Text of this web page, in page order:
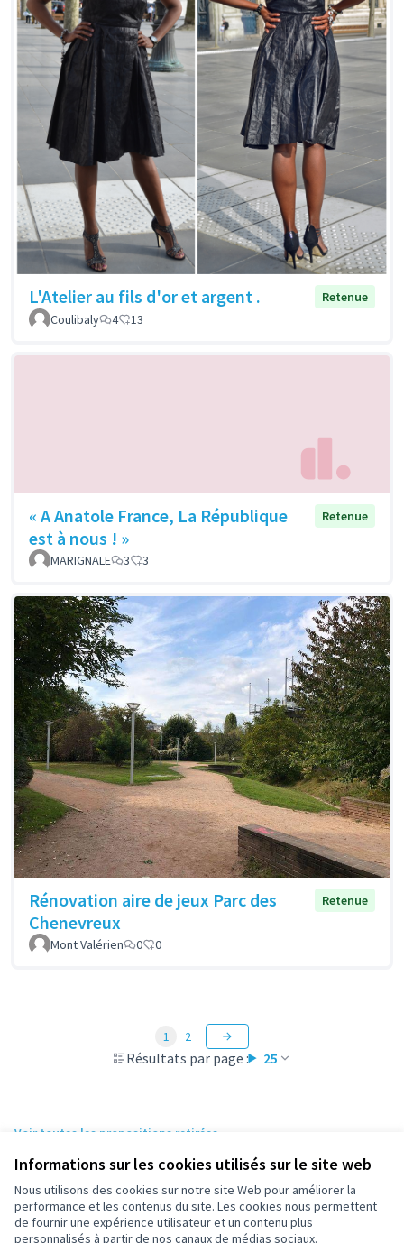
Informations sur les cookies utilisés sur le site web
Nous utilisons des cookies sur notre site Web pour améliorer la
performance et les contenus du site. Les cookies nous permettent
de fournir une expérience utilisateur et un contenu plus
personnalisés à partir de nos canaux de médias sociaux.
L'Atelier au fils d'or et argent .
Retenue
Coulibaly
4 13
« A Anatole France, La République
est à nous ! »
Retenue
MARIGNALE 3 3
Rénovation aire de jeux Parc des
Chenevreux
Retenue
Mont Valérien 0 0
Résultats par page : 25
1 2
Voir toutes les propositions retirées
Conditions d'utilisation
Paramètres des cookies
participez.nanterre.fr sur X
participez.nanterre.fr sur Facebook
participez.nanterre.fr sur Instagram
participez.nanterre.fr sur YouTube
participez.nanterre.fr sur GitHub